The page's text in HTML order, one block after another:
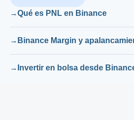
Qué es PNL en Binance
Binance Margin y
Invertir en bolsa desde